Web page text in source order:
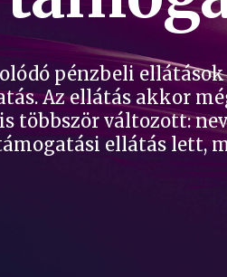
pénzbeli
Az ellátás akkor
többször változott:
ellátás lett,